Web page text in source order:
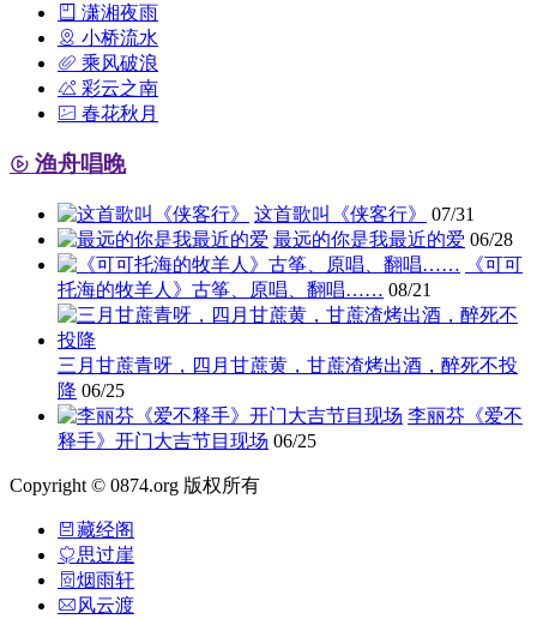
潇湘夜雨
小桥流水
乘风破浪
彩云之南
春花秋月
渔舟唱晚
这首歌叫《侠客行》
07/31
最远的你是我最近的爱 06/28
《可可
托海的牧羊人》古筝、原唱、翻唱…… 08/21
三月甘蔗青呀，四月甘蔗黄，甘蔗渣烤出酒，醉死不投
降 06/25
李丽芬《爱不
释手》开门大吉节目现场 06/25
Copyright © 0874.org 版权所有
藏经阁
思过崖
烟雨轩
风云渡